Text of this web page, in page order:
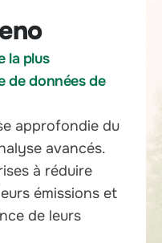
la plus
de données de
approfondie du
avancés.
à réduire
émissions et
de leurs